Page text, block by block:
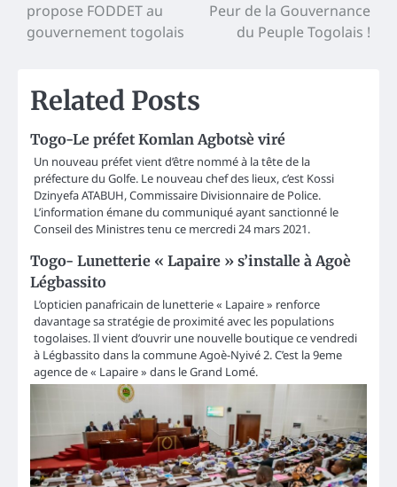
propose FODDET au
gouvernement togolais
Peur de la Gouvernance
du Peuple Togolais !
Related Posts
Togo-Le préfet Komlan Agbotsè viré
Un nouveau préfet vient d’être nommé à la tête de la
préfecture du Golfe. Le nouveau chef des lieux, c’est Kossi
Dzinyefa ATABUH, Commissaire Divisionnaire de Police.
L’information émane du communiqué ayant sanctionné le
Conseil des Ministres tenu ce mercredi 24 mars 2021.
Togo- Lunetterie « Lapaire » s’installe à Agoè
Légbassito
L’opticien panafricain de lunetterie « Lapaire » renforce
davantage sa stratégie de proximité avec les populations
togolaises. Il vient d’ouvrir une nouvelle boutique ce vendredi
à Légbassito dans la commune Agoè-Nyivé 2. C’est la 9eme
agence de « Lapaire » dans le Grand Lomé.